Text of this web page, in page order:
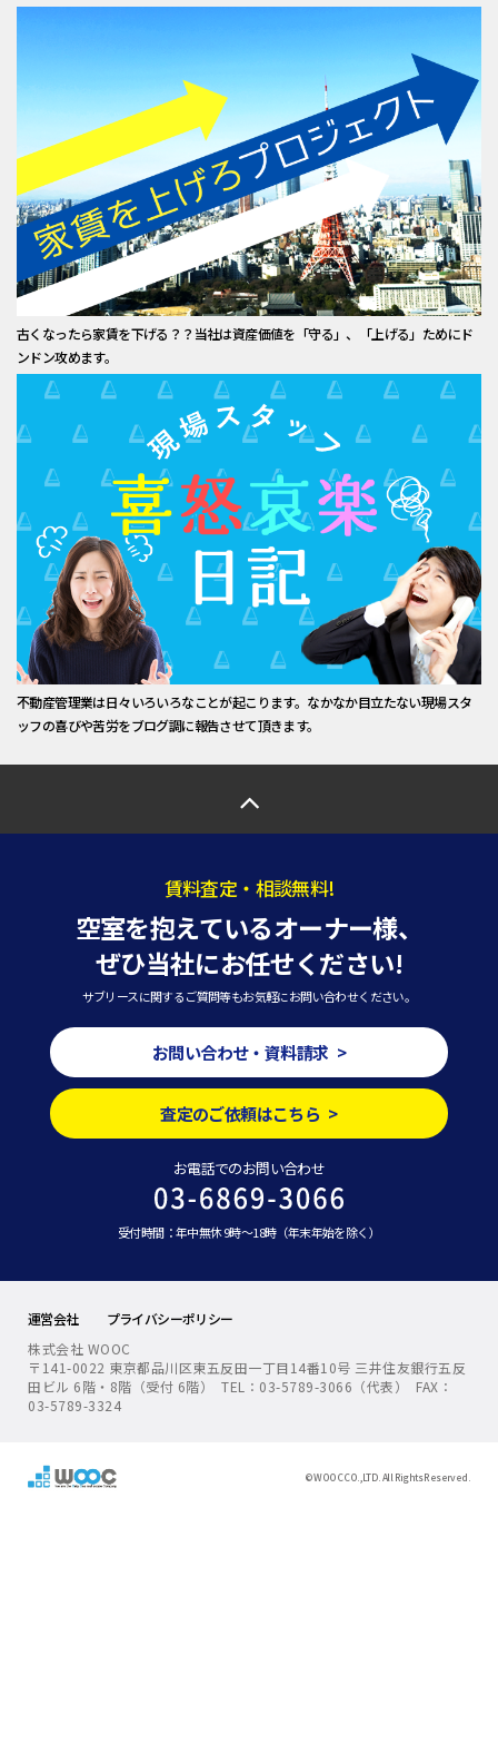
古くなったら家賃を下げる？？当社は資産価値を「守る」、「上げる」ためにド
ンドン攻めます。
不動産管理業は日々いろいろなことが起こります。なかなか目立たない現場スタ
ッフの喜びや苦労をブログ調に報告させて頂きます。
賃料査定・相談無料!
空室を抱えているオーナー様、
ぜひ当社にお任せください!
サブリースに関するご質問等もお気軽にお問い合わせください。
お問い合わせ・資料請求 >
査定のご依頼はこちら >
お電話でのお問い合わせ
受付時間：年中無休 9時～18時（年末年始を除く）
運営会社
プライバシーポリシー
株式会社 WOOC
〒141-0022 東京都品川区東五反田一丁目14番10号 三井住友銀行五反
田ビル 6階・8階（受付 6階） TEL：03-5789-3066（代表） FAX：
03-5789-3324
© WOOC CO.,LTD. All Rights Reserved.